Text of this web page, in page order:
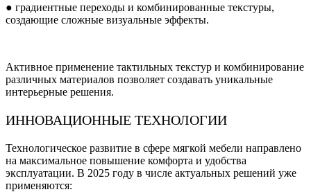
● градиентные переходы и комбинированные текстуры,
создающие сложные визуальные эффекты.
Активное применение тактильных текстур и комбинирование
различных материалов позволяет создавать уникальные
интерьерные решения.
ИННОВАЦИОННЫЕ ТЕХНОЛОГИИ
Технологическое развитие в сфере мягкой мебели направлено
на максимальное повышение комфорта и удобства
эксплуатации. В 2025 году в числе актуальных решений уже
применяются: